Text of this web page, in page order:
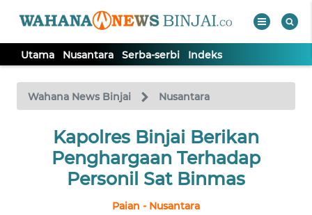
Utama Nusantara Serba-serbi Indeks
Wahana News Binjai Nusantara
Kapolres Binjai Berikan
Penghargaan Terhadap
Personil Sat Binmas
Paian - Nusantara
TV
Tutup
NUSANTARA